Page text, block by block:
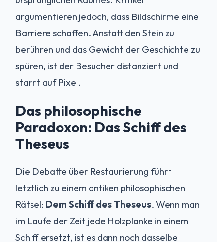
argumentieren jedoch, dass Bildschirme eine
Barriere schaffen. Anstatt den Stein zu
berühren und das Gewicht der Geschichte zu
spüren, ist der Besucher distanziert und
starrt auf Pixel.
Das philosophische
Paradoxon: Das Schiff des
Theseus
Die Debatte über Restaurierung führt
letztlich zu einem antiken philosophischen
Rätsel: Dem Schiff des Theseus. Wenn man
im Laufe der Zeit jede Holzplanke in einem
Schiff ersetzt, ist es dann noch dasselbe